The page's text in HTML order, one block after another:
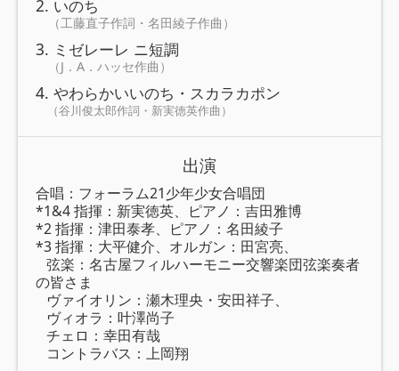
2. いのち
（工藤直子作詞・名田綾子作曲）
3. ミゼレーレ ニ短調
（J．A．ハッセ作曲）
4. やわらかいいのち・スカラカポン
（谷川俊太郎作詞・新実徳英作曲）
出演
合唱：フォーラム21少年少女合唱団
*1&4 指揮：新実徳英、ピアノ：吉田雅博
*2 指揮：津田泰孝、ピアノ：名田綾子
*3 指揮：大平健介、オルガン：田宮亮、
弦楽：名古屋フィルハーモニー交響楽団弦楽奏者
の皆さま
ヴァイオリン：瀬木理央・安田祥子、
ヴィオラ：叶澤尚子
チェロ：幸田有哉
コントラバス：上岡翔